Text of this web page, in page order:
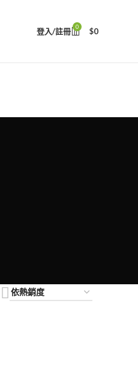
登入/註冊 0 $0